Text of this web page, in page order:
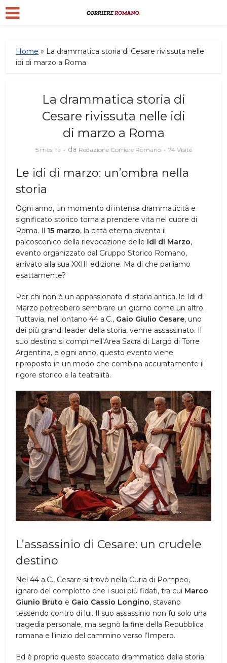
Home » La drammatica storia di Cesare rivissuta nelle
idi di marzo a Roma
La drammatica storia di
Cesare rivissuta nelle idi
di marzo a Roma
5 mesi fa da Redazione Corriere Romano 74 Visite
Le idi di marzo: un’ombra nella
storia
Ogni anno, un momento di intensa drammaticità e
significato storico torna a prendere vita nel cuore di
Roma. Il 15 marzo, la città eterna diventa il
palcoscenico della rievocazione delle Idi di Marzo,
evento organizzato dal Gruppo Storico Romano,
arrivato alla sua XXIII edizione. Ma di che parliamo
esattamente?
Per chi non è un appassionato di storia antica, le Idi di
Marzo potrebbero sembrare un giorno come un altro.
Tuttavia, nel lontano 44 a.C., Gaio Giulio Cesare, uno
dei più grandi leader della storia, venne assassinato. Il
suo destino si compì nell’Area Sacra di Largo di Torre
Argentina, e ogni anno, questo evento viene
riproposto in un modo che combina accuratamente il
rigore storico e la teatralità.
L’assassinio di Cesare: un crudele
destino
Nel 44 a.C., Cesare si trovò nella Curia di Pompeo,
ignaro del complotto che i suoi più fidati, tra cui Marco
Giunio Bruto e Gaio Cassio Longino, stavano
tessendo contro di lui. Il suo assassinio non fu solo una
tragedia personale, ma segnò la fine della Repubblica
romana e l’inizio del cammino verso l’Impero.
Ed è proprio questo spaccato drammatico della storia